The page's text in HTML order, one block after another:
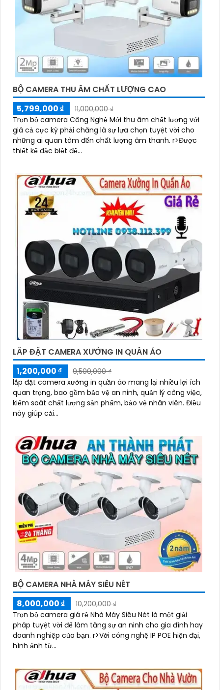
BỘ CAMERA THU ÂM CHẤT LƯỢNG CAO
5,799,000 ₫
11,000,000 ₫
Trọn bộ camera Công Nghệ Mới thu âm chất lượng với
giá cả cực kỳ phải chăng là sự lựa chọn tuyệt vời cho
những ai quan tâm đến chất lượng âm thanh. r>Được
thiết kế đặc biệt để...
LẮP ĐẶT CAMERA XƯỞNG IN QUẦN ÁO
1,200,000 ₫
9,500,000 ₫
lắp đặt camera xưởng in quần áo mang lại nhiều lợi ích
quan trọng, bao gồm bảo vệ an ninh, quản lý công việc,
kiểm soát chất lượng sản phẩm, bảo vệ nhân viên. Điều
này giúp cải...
BỘ CAMERA NHÀ MÁY SIÊU NÉT
8,000,000 ₫
10,200,000 ₫
Trọn bộ camera giá rẻ Nhà Máy Siêu Nét là một giải
pháp tuyệt vời để làm tăng sự an ninh cho gia đình hay
doanh nghiệp của bạn. r>Với công nghệ IP POE hiện đại,
hình ảnh từ...